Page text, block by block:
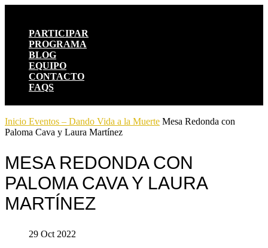
PARTICIPAR
PROGRAMA
BLOG
EQUIPO
CONTACTO
FAQS
Inicio Eventos – Dando Vida a la Muerte Mesa Redonda con
Paloma Cava y Laura Martínez
MESA REDONDA CON
PALOMA CAVA Y LAURA
MARTÍNEZ
29 Oct 2022